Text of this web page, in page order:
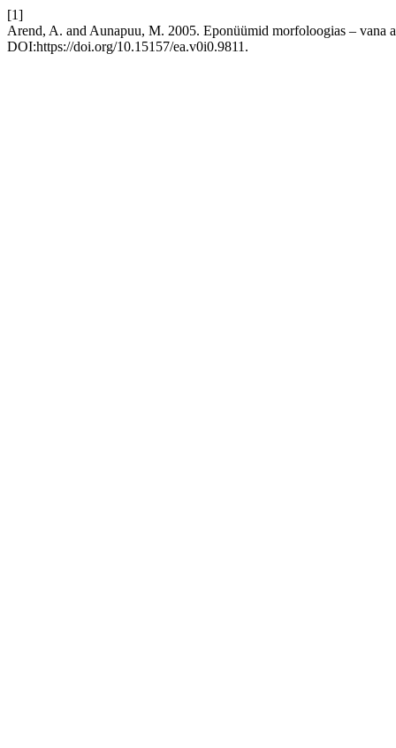
[1]
Arend, A. and Aunapuu, M. 2005. Eponüümid morfoloogias – vana
DOI:https://doi.org/10.15157/ea.v0i0.9811.